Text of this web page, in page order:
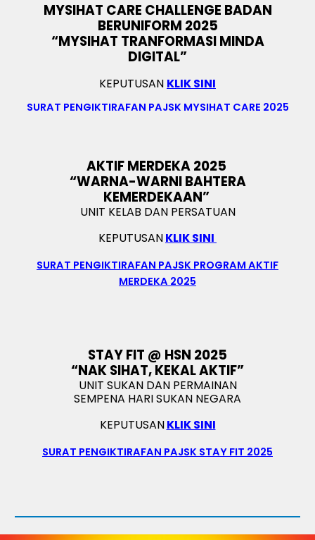
MYSIHAT CARE CHALLENGE BADAN
BERUNIFORM 2025
“MYSIHAT TRANFORMASI MINDA
DIGITAL”
KEPUTUSAN KLIK SINI
SURAT PENGIKTIRAFAN PAJSK MYSIHAT CARE 2025
AKTIF MERDEKA 2025
“WARNA-WARNI BAHTERA
KEMERDEKAAN”
UNIT KELAB DAN PERSATUAN
KEPUTUSANKLIK SINI
SURAT PENGIKTIRAFAN PAJSK PROGRAM AKTIF
MERDEKA 2025
STAY FIT @ HSN 2025
“NAK SIHAT, KEKAL AKTIF”
UNIT SUKAN DAN PERMAINAN
SEMPENA HARI SUKAN NEGARA
KEPUTUSANKLIK SINI
SURAT PENGIKTIRAFAN PAJSK STAY FIT 2025